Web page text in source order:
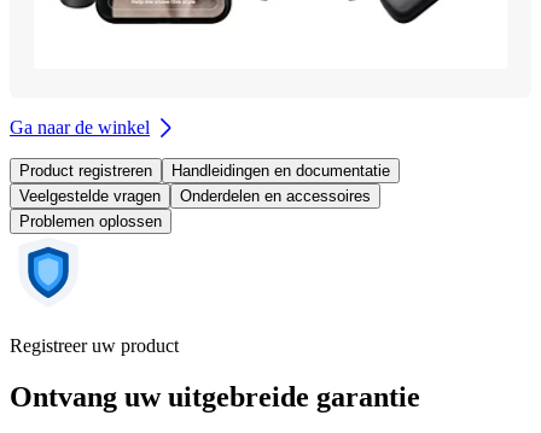
Ga naar de winkel
Product registreren
Handleidingen en documentatie
Veelgestelde vragen
Onderdelen en accessoires
Problemen oplossen
Registreer uw product
Ontvang uw uitgebreide garantie